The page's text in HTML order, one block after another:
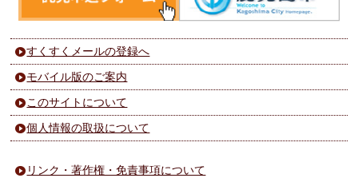
すくすくメールの登録へ
モバイル版のご案内
このサイトについて
個人情報の取扱について
リンク・著作権・免責事項について